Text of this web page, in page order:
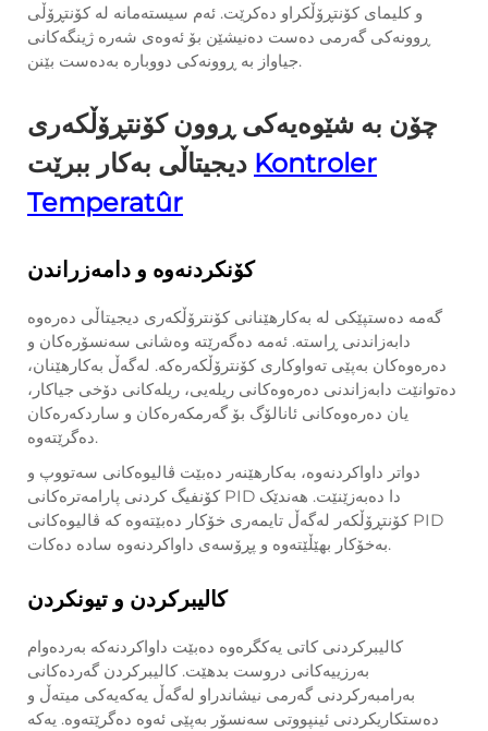
و کلیمای کۆنتڕۆڵکراو دەکرێت. ئەم سیستەمانە لە کۆنتڕۆڵی
ڕوونەکی گەرمی دەست دەنیشێن بۆ ئەوەی شەرە ژینگەکانی
جیاواز بە ڕوونەکی دووبارە بەدەست بێنن.
چۆن بە شێوەیەکی ڕوون کۆنتڕۆڵکەری
Kontroler
Temperatûr
کۆنکردنەوە و دامەزراندن
گەمە دەستپێكی لە بەكارهێنانی كۆنترۆڵكەری دیجیتاڵی دەرەوە
دابەزاندنی ڕاستە. ئەمە دەگەرێتە وەشانی سەنسۆرەكان و
دەرەوەكان بەپێی تەواوكاری كۆنترۆڵكەرەكە. لەگەڵ بەكارهێنان،
دەتوانێت دابەزاندنی دەرەوەكانی ریلەیی، ریلەكانی دۆخی جیاكار،
یان دەرەوەكانی ئانالۆگ بۆ گەرمكەرەكان و ساردكەرەكان
دەگرێتەوە.
دواتر داواکردنەوە، بەکارهێنەر دەبێت ڤالیوەکانی سەتووپ و
کۆنفیگ کردنی پارامەترەکانی PID دا دەبەزێنێت. هەندێک
کۆنتڕۆڵکەر لەگەڵ تایمەری خۆکار دەبێتەوە کە ڤالیوەکانی PID
بەخۆکار بهێڵێتەوە و پڕۆسەی داواکردنەوە سادە دەکات.
کالیبرکردن و تیونکردن
کالیبرکردنی کاتی یەکگرەوە دەبێت داواکردنەکە بەردەوام
بەرزییەکانی دروست بدهێت. کالیبرکردن گەردەکانی
بەرامبەرکردنی گەرمی نیشاندراو لەگەڵ یەکەیەکی میتەڵ و
دەستکاریکردنی ئینپووتی سەنسۆر بەپێی ئەوە دەگرێتەوە. یەکە